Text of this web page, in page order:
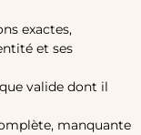
exactes,
et ses
valide dont il
manquante